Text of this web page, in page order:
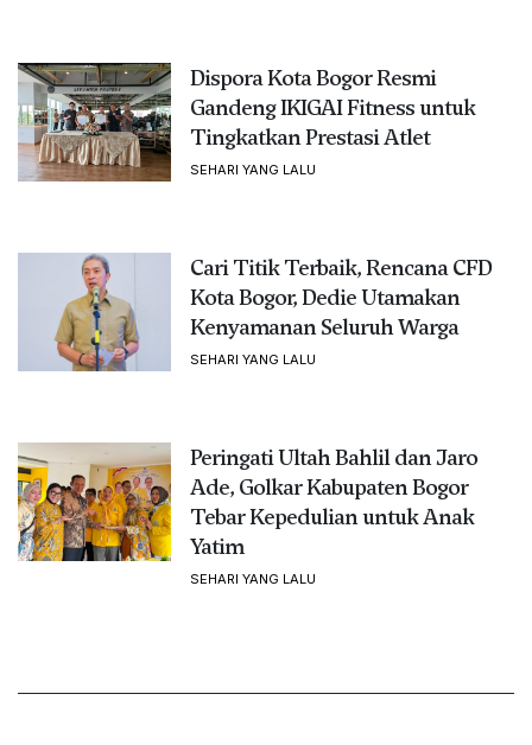
Dispora Kota Bogor Resmi
Gandeng IKIGAI Fitness untuk
Tingkatkan Prestasi Atlet
SEHARI YANG LALU
Cari Titik Terbaik, Rencana CFD
Kota Bogor, Dedie Utamakan
Kenyamanan Seluruh Warga
SEHARI YANG LALU
Peringati Ultah Bahlil dan Jaro
Ade, Golkar Kabupaten Bogor
Tebar Kepedulian untuk Anak
Yatim
SEHARI YANG LALU